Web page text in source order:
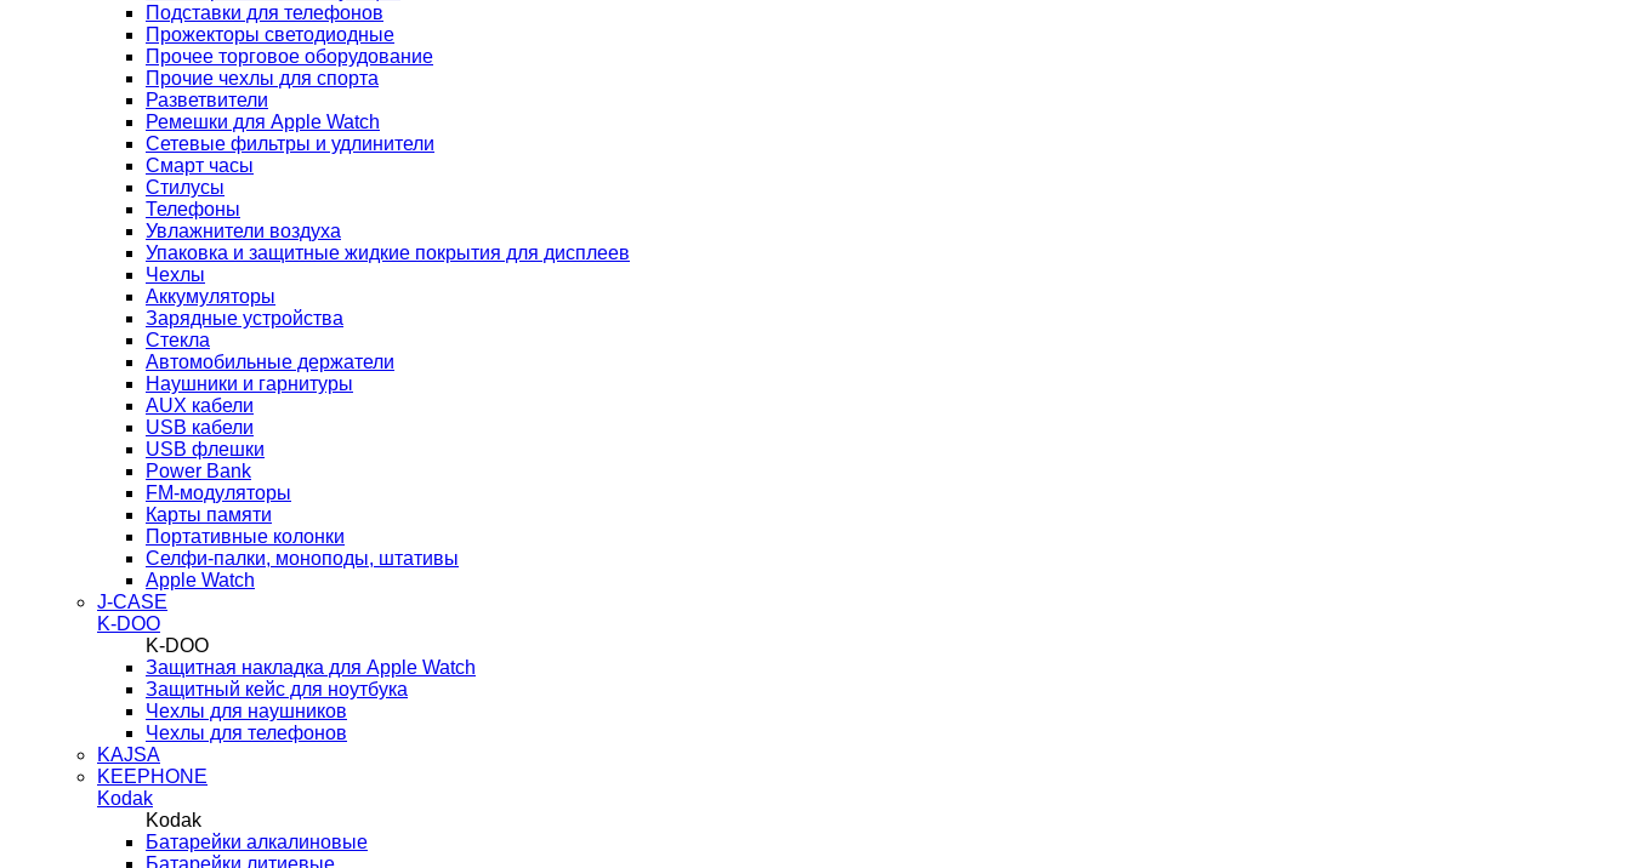
Подставки для телефонов
Прожекторы светодиодные
Прочее торговое оборудование
Прочие чехлы для спорта
Разветвители
Ремешки для Apple Watch
Сетевые фильтры и удлинители
Смарт часы
Стилусы
Телефоны
Увлажнители воздуха
Упаковка и защитные жидкие покрытия для дисплеев
Чехлы
Аккумуляторы
Зарядные устройства
Стекла
Автомобильные держатели
Наушники и гарнитуры
AUX кабели
USB кабели
USB флешки
Power Bank
FM-модуляторы
Карты памяти
Портативные колонки
Селфи-палки, моноподы, штативы
Apple Watch
J-CASE
K-DOO
K-DOO
Защитная накладка для Apple Watch
Защитный кейс для ноутбука
Чехлы для наушников
Чехлы для телефонов
KAJSA
KEEPHONE
Kodak
Kodak
Батарейки алкалиновые
Батарейки литиевые